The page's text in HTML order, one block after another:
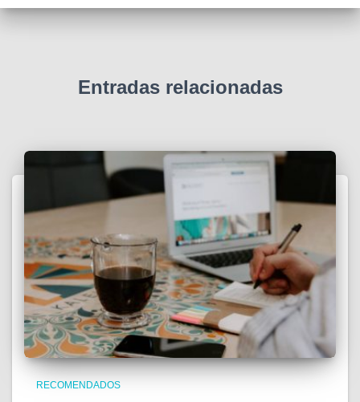
Entradas relacionadas
RECOMENDADOS